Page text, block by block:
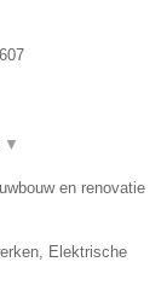
▼
en renovatie
Elektrische